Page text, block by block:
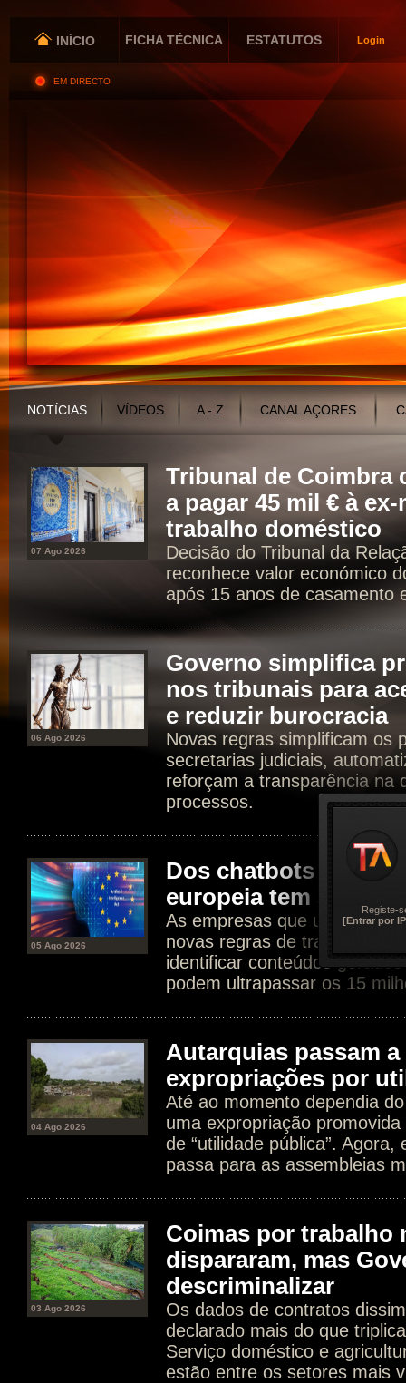
INÍCIO FICHA TÉCNICA ESTATUTOS Login
EM DIRECTO
NOTÍCIAS VÍDEOS A - Z CANAL AÇORES
07 Ago 2026
Tribunal de Coimbra
a pagar 45 mil € à
trabalho doméstico
Decisão do Tribunal da
reconhece valor económico
após 15 anos de casamento
06 Ago 2026
Governo simplifica
nos tribunais para
e reduzir burocracia
Novas regras simplificam os
secretarias judiciais,
reforçam a transparência na
processos.
05 Ago 2026
Dos chatbots aos
europeia tem agora
As empresas que usam IA
novas regras de
identificar conteúdos
podem ultrapassar os 15
04 Ago 2026
Autarquias passam
expropriações por
Até ao momento dependia
uma expropriação
de “utilidade pública”. Agora,
passa para as assembleias
03 Ago 2026
Coimas por trabalho
dispararam, mas
descriminalizar
Os dados de contratos
declarado mais do que
Serviço doméstico e
estão entre os setores mais
Registe-
[Entrar por